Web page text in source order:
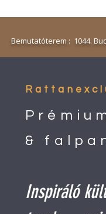
: 1044.
&
Inspiráló